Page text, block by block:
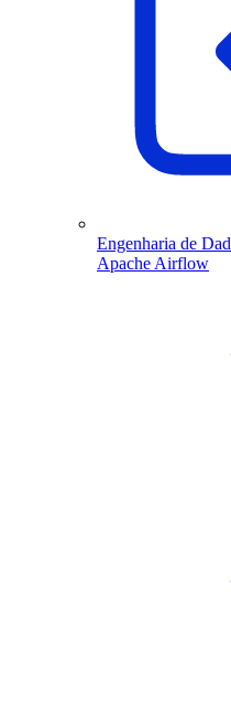
Engenharia de
Apache Airflow